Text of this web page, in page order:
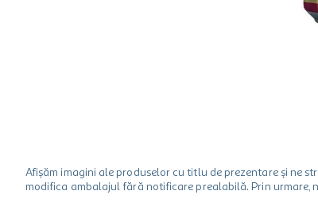
Afișăm imagini ale produselor cu titlu de prezentare și ne
modifica ambalajul fără notificare prealabilă. Prin urmare,